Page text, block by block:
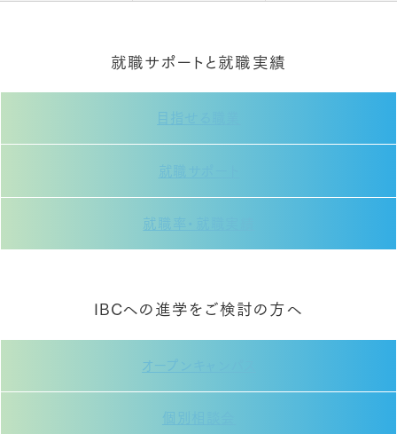
就職サポートと就職実績
目指せる職業
就職サポート
就職率・就職実績
IBCへの進学をご検討の方へ
オープンキャンパス
個別相談会